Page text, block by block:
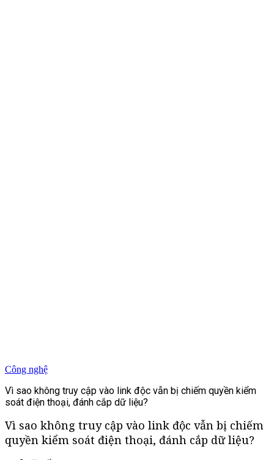
Công nghệ
Vì sao không truy cập vào link độc vẫn bị chiếm quyền kiểm
soát điện thoại, đánh cắp dữ liệu?
Vì sao không truy cập vào link độc vẫn bị chiếm
quyền kiểm soát điện thoại, đánh cắp dữ liệu?